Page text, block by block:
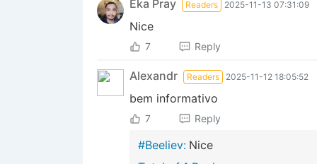
Eka Pray Readers 2025-11-13 07:31:09
Nice
7 Reply
Alexandr Readers 2025-11-12 18:05:52
bem informativo
7 Reply
#Beeliev: Nice